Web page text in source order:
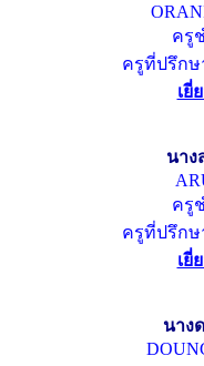
ครู
ครูที่ปรึกษ
เยี่
นา
ครู
ครูที่ปรึก
เยี่
นาง